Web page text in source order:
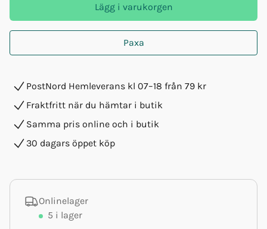
Lägg i varukorgen
Paxa
PostNord Hemleverans kl 07–18 från 79 kr
Fraktfritt när du hämtar i butik
Samma pris online och i butik
30 dagars öppet köp
Onlinelager
5 i lager